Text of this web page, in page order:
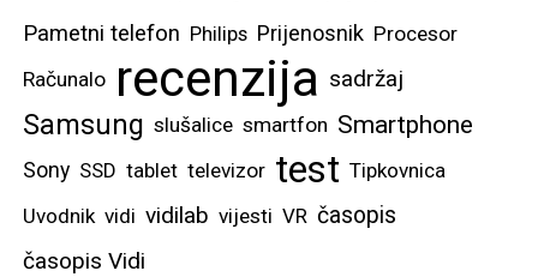
tablice, itd. Samsung
OneUI sustav
optimiziran je i za
prikaz tri različite
aplikacije, a za one
najekstremnije, možete i
četvrtu otvoriti kao
Pametni telefon Philips Prijenosnik Procesor
Računalo recenzija sadržaj
Samsung slušalice smartfon Smartphone
Sony SSD tablet televizor test Tipkovnica
Uvodnik vidi vidilab vijesti VR časopis
časopis Vidi